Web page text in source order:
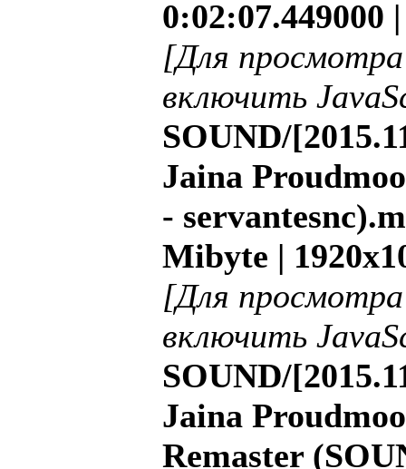
0:02:07.449000
[Для
включить
SOUND/
Jaina
-
Mibyte |
[Для
включить
SOUND/
Jaina
Remaster